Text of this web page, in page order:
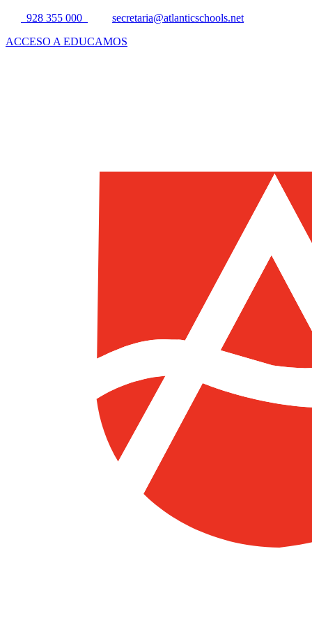
928 355 000
secretaria@atlanticschools.net
ACCESO A EDUCAMOS